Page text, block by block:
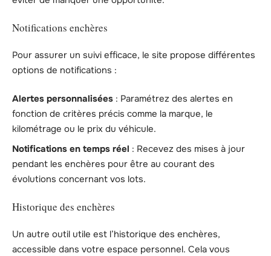
Notifications enchères
Pour assurer un suivi efficace, le site propose différentes
options de notifications :
Alertes personnalisées : Paramétrez des alertes en
fonction de critères précis comme la marque, le
kilométrage ou le prix du véhicule.
Notifications en temps réel : Recevez des mises à jour
pendant les enchères pour être au courant des
évolutions concernant vos lots.
Historique des enchères
Un autre outil utile est l’historique des enchères,
accessible dans votre espace personnel. Cela vous